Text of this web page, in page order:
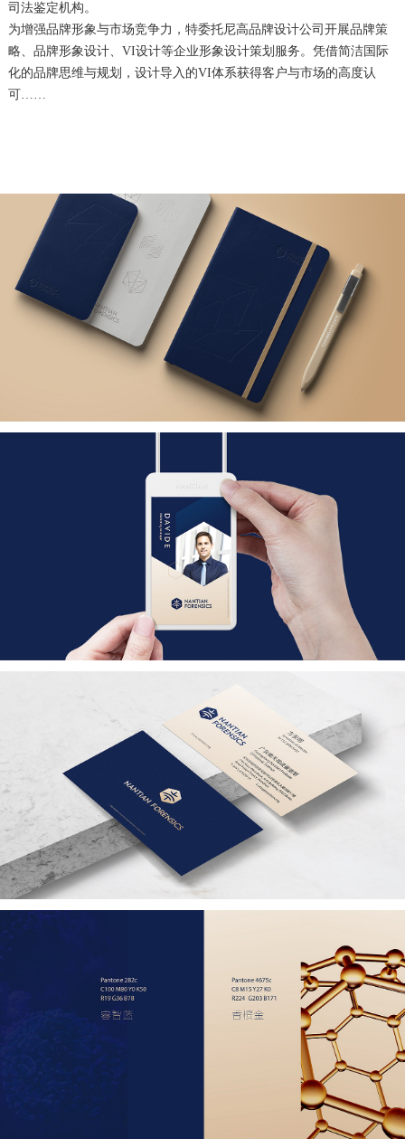
司法鉴定机构。
为增强品牌形象与市场竞争力，特委托尼高品牌设计公司开展品牌策
略、品牌形象设计、VI设计等企业形象设计策划服务。凭借简洁国际
化的品牌思维与规划，设计导入的VI体系获得客户与市场的高度认
可……